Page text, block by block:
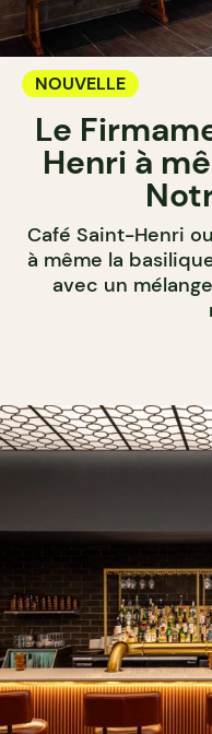
NOUVELLE
Le
Henri à
Café Saint-Henri
à même la
avec un